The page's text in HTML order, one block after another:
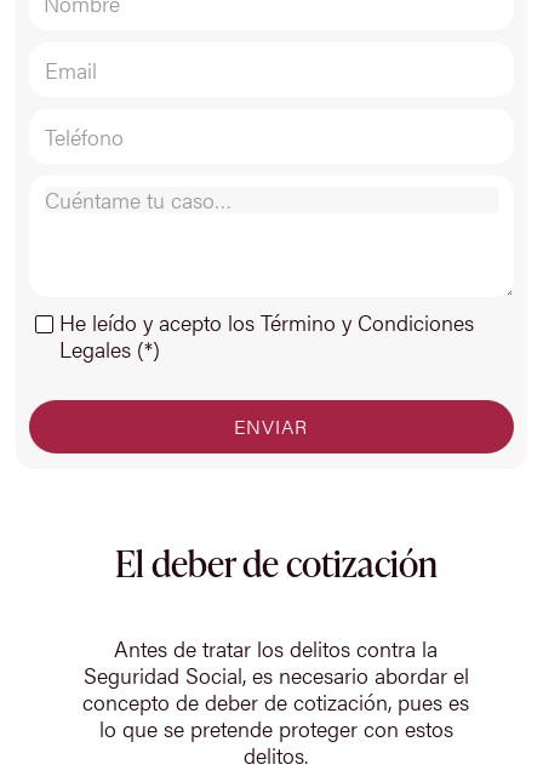
He leído y acepto los Término y Condiciones
Legales (*)
El deber de cotización
Antes de tratar los delitos contra la
Seguridad Social, es necesario abordar el
concepto de deber de cotización, pues es
lo que se pretende proteger con estos
delitos.